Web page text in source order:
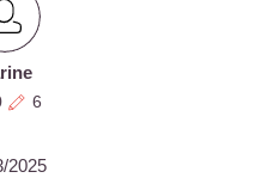
6
2025